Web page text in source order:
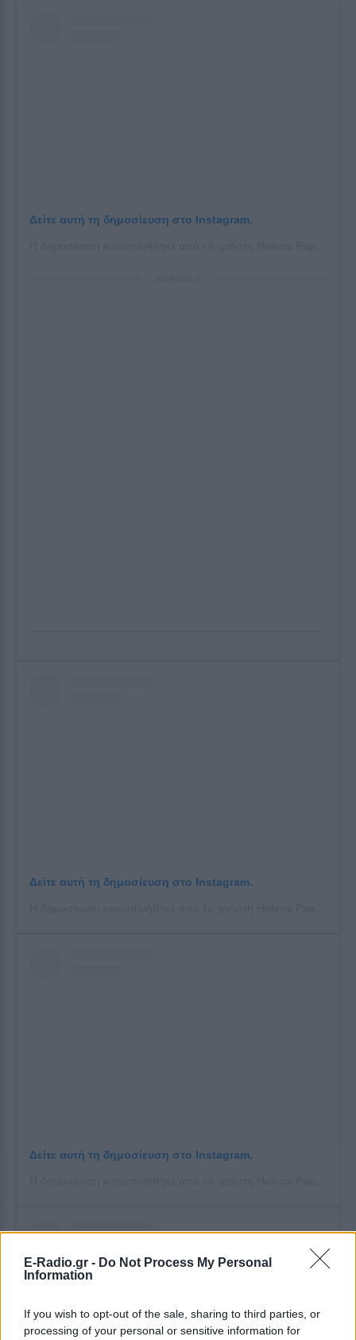
E-Radio.gr - Do Not Process My Personal
Information
If you wish to opt-out of the sale, sharing to third parties, or
processing of your personal or sensitive information for
Δείτε αυτή τη δημοσίευση στο Instagram.
Δείτε αυτή τη δημοσίευση στο Instagram.
Δείτε αυτή τη δημοσίευση στο Instagram.